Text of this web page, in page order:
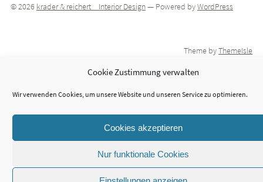
Cookie Zustimmung verwalten
Wir verwenden Cookies, um unsere Website und unseren Service zu optimieren.
Cookies akzeptieren
Nur funktionale Cookies
© 2026 krader & reichert _ Interior Design— Powered byWordPress
Theme byThemeIsle